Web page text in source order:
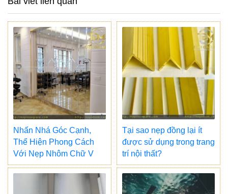
Nhấn Nhá Góc Cạnh,
Thể Hiện Phong Cách
Với Nẹp Nhôm Chữ V
Tại sao nẹp đồng lại ít
được sử dụng trong trang
trí nội thất?